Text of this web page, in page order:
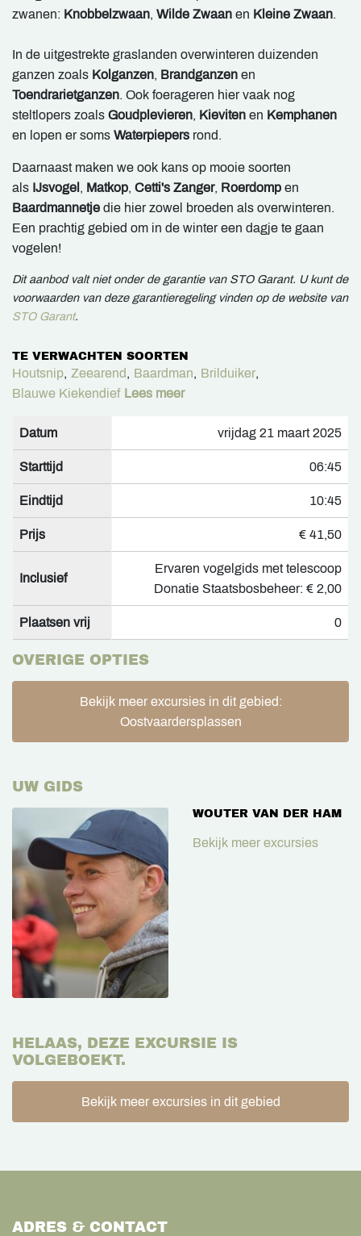
zwanen: Knobbelzwaan, Wilde Zwaan en Kleine Zwaan.
In de uitgestrekte graslanden overwinteren duizenden
ganzen zoals Kolganzen, Brandganzen en
Toendrarietganzen. Ook foerageren hier vaak nog
steltlopers zoals Goudplevieren, Kieviten en Kemphanen
en lopen er soms Waterpiepers rond.
Daarnaast maken we ook kans op mooie soorten
als IJsvogel , Matkop, Cetti's Zanger, Roerdomp en
Baardmannetje die hier zowel broeden als overwinteren.
Een prachtig gebied om in de winter een dagje te gaan
vogelen!
Dit aanbod valt niet onder de garantie van STO Garant. U kunt de
voorwaarden van deze garantieregeling vinden op de website van
STO Garant.
TE VERWACHTEN SOORTEN
Houtsnip, Zeearend, Baardman, Brilduiker,
Blauwe Kiekendief Lees meer
Datum vrijdag 21 maart 2025
Starttijd 06:45
Eindtijd 10:45
Prijs € 41,50
Inclusief
Ervaren vogelgids met telescoop
Donatie Staatsbosbeheer: € 2,00
Plaatsen vrij 0
OVERIGE OPTIES
Bekijk meer excursies in dit gebied:
Oostvaardersplassen
UW GIDS
WOUTER VAN DER HAM
Bekijk meer excursies
HELAAS, DEZE EXCURSIE IS
VOLGEBOEKT.
Bekijk meer excursies in dit gebied
ADRES & CONTACT